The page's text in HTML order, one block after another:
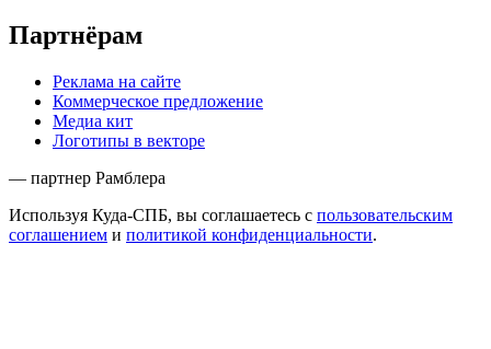
Партнёрам
Реклама на сайте
Коммерческое предложение
Медиа кит
Логотипы в векторе
— партнер Рамблера
Используя Куда-СПБ, вы соглашаетесь с пользовательским
соглашением и политикой конфиденциальности.